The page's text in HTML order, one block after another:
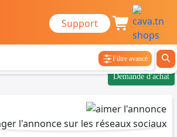
Support
Filtre avancé
Demande d'achat